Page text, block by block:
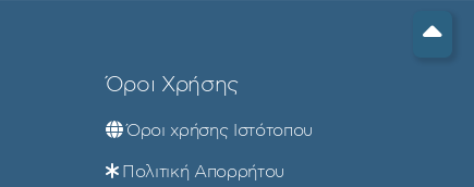
Όροι Χρήσης
Όροι χρήσης Ιστότοπου
Πολιτική Απορρήτου